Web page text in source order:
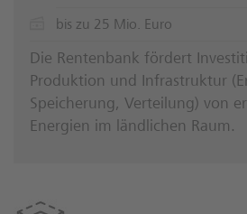
bis zu 25 Mio. Euro
Die Rentenbank fördert
Produktion und Infrastruktur
Speicherung, Verteilung) von
Energien im ländlichen Raum.